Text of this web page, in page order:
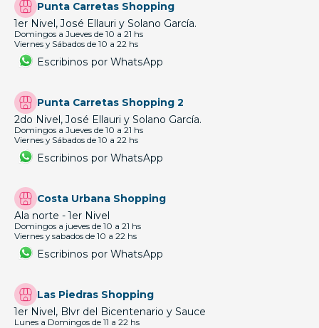
Punta Carretas Shopping
1er Nivel, José Ellauri y Solano García.
Domingos a Jueves de 10 a 21 hs
Viernes y Sábados de 10 a 22 hs
Escribinos por WhatsApp
Punta Carretas Shopping 2
2do Nivel, José Ellauri y Solano García.
Domingos a Jueves de 10 a 21 hs
Viernes y Sábados de 10 a 22 hs
Escribinos por WhatsApp
Costa Urbana Shopping
Ala norte - 1er Nivel
Domingos a jueves de 10 a 21 hs
Viernes y sabados de 10 a 22 hs
Escribinos por WhatsApp
Las Piedras Shopping
1er Nivel, Blvr del Bicentenario y Sauce
Lunes a Domingos de 11 a 22 hs